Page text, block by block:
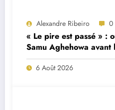
Alexandre Ribeiro 0
« Le pire est passé » :
Samu Aghehowa
Porto ?
6 Août 2026